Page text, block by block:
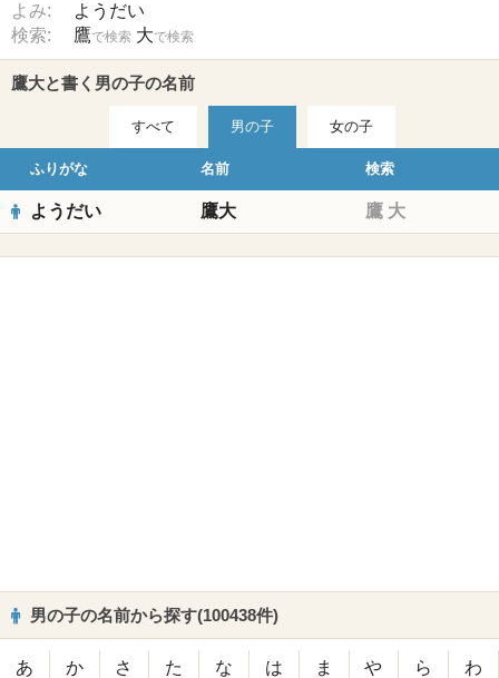
よみ:
ようだい
検索:
鷹で検索 大で検索
鷹大と書く男の子の名前
すべて 男の子 女の子
ふりがな 名前 検索
ようだい 鷹大 鷹 大
男の子の名前から探す(100438件)
あ か さ た な は ま や ら わ